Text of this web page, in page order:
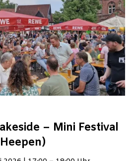
– Mini Festival